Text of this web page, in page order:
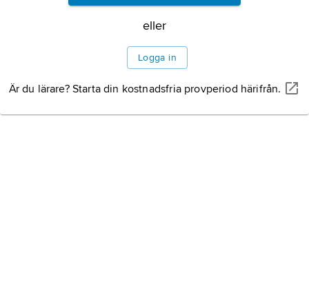
eller
Logga in
Är du lärare? Starta din kostnadsfria provperiod härifrån.